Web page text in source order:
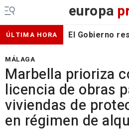
europa
ÚLTIMA HORA El Gobierno
MÁLAGA
Marbella prioriza
licencia de obras
viviendas de
en régimen de